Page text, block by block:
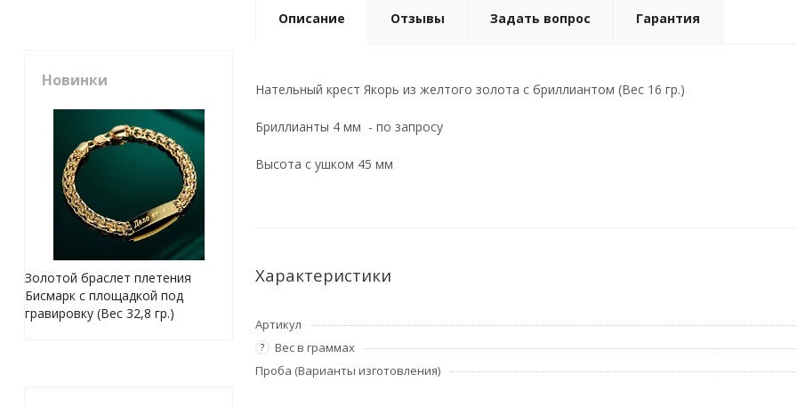
Описание Отзывы Задать вопрос Гарантия
Нательный крест Якорь из желтого золота с бриллиантом (Вес 16 гр.)
Бриллианты 4 мм - по запросу
Высота с ушком 45 мм
Характеристики
Артикул
? Вес в граммах
Проба (Варианты изготовления)
Новинки
Золотой браслет плетения
Бисмарк с площадкой под
гравировку (Вес 32,8 гр.)